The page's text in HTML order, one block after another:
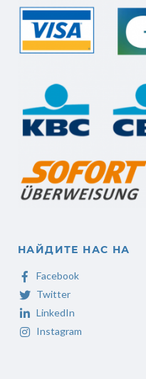
НАЙДИТЕ НАС НА
Facebook
Twitter
LinkedIn
Instagram